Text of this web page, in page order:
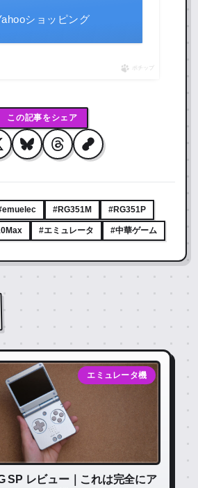
ショッピング
ポチップ
この記事をシェア
#RG351M #RG351P
#エミュレータ #中華ゲーム
エミュレータ機
SP レビュー｜これは完全にア